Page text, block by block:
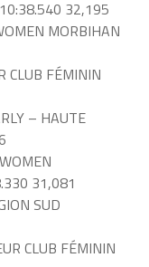
32,195
MORBIHAN
CLUB FÉMININ
– HAUTE
31,081
SUD
CLUB FÉMININ